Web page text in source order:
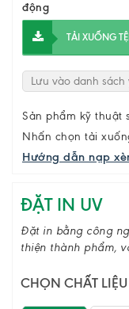
động
TẢI XUỐNG
Lưu vào danh sách
Sản phẩm kỹ thuật
Nhấn chọn tải
Hướng dẫn nạp
ĐẶT IN UV
Đặt in bằng công
thiện thành phẩm,
CHỌN CHẤT LIỆU